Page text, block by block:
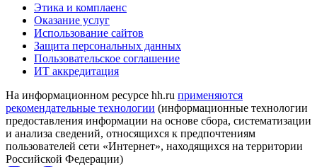
Этика и комплаенс
Оказание услуг
Использование сайтов
Защита персональных данных
Пользовательское соглашение
ИТ аккредитация
На информационном ресурсе hh.ru применяются
рекомендательные технологии (информационные технологии
предоставления информации на основе сбора, систематизации
и анализа сведений, относящихся к предпочтениям
пользователей сети «Интернет», находящихся на территории
Российской Федерации)